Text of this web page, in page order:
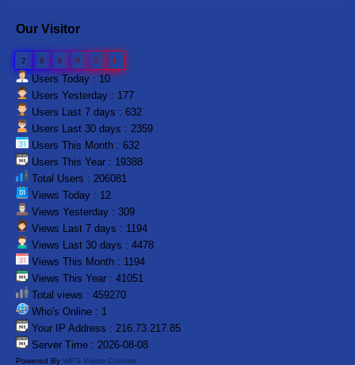
Our Visitor
2 0 6 0 8 1
Users Today : 10
Users Yesterday : 177
Users Last 7 days : 632
Users Last 30 days : 2359
Users This Month : 632
Users This Year : 19388
Total Users : 206081
Views Today : 12
Views Yesterday : 309
Views Last 7 days : 1194
Views Last 30 days : 4478
Views This Month : 1194
Views This Year : 41051
Total views : 459270
Who's Online : 1
Your IP Address : 216.73.217.85
Server Time : 2026-08-08
Powered By WPS Visitor Counter